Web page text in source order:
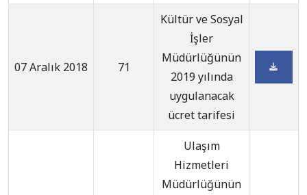
07 Aralık 2018 71
Kültür ve Sosyal
İşler
Müdürlüğünün
2019 yılında
uygulanacak
ücret tarifesi
Ulaşım
Hizmetleri
Müdürlüğünün